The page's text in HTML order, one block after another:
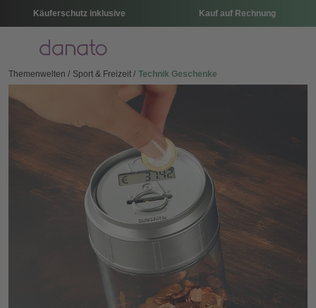
Käuferschutz inklusive Kauf auf Rechnung
Menü
Themenwelten Sport & Freizeit Technik Geschenke